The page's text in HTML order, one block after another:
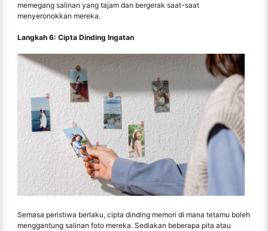
memegang salinan yang tajam dan bergerak saat-saat
menyeronokkan mereka.
Langkah 6: Cipta Dinding Ingatan
Semasa peristiwa berlaku, cipta dinding memori di mana tetamu boleh
menggantung salinan foto mereka. Sediakan beberapa pita atau